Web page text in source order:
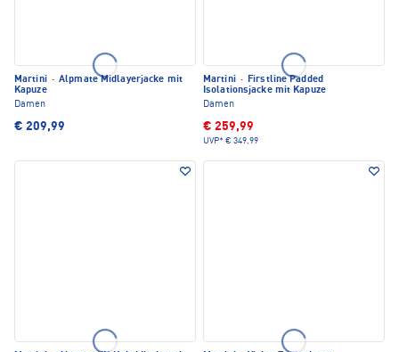
Martini · Alpmate Midlayerjacke mit
Kapuze
Damen
€ 209,99
Martini · Firstline Padded
Isolationsjacke mit Kapuze
Damen
€ 259,99
UVP* € 349,99